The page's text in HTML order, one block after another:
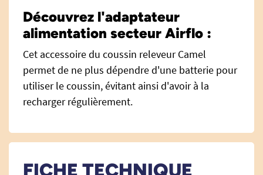
Découvrez l'adaptateur
alimentation secteur Airflo :
Cet accessoire du coussin releveur Camel
permet de ne plus dépendre d'une batterie pour
utiliser le coussin, évitant ainsi d'avoir à la
recharger régulièrement.
FICHE TECHNIQUE